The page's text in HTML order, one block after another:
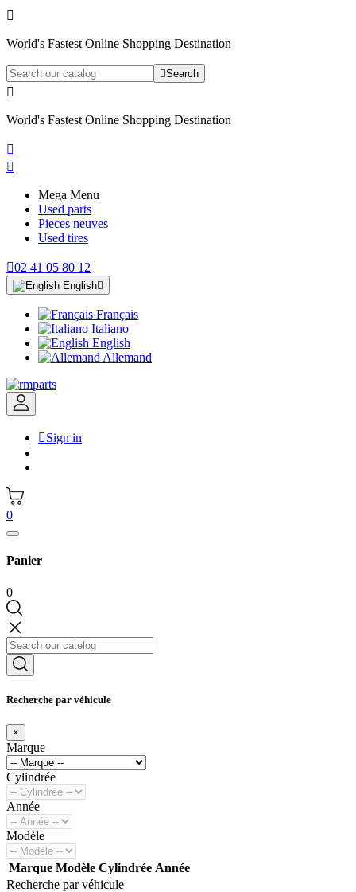

World's Fastest Online Shopping Destination
Search

World's Fastest Online Shopping Destination


Mega Menu
Used parts
Pieces neuves
Used tires
02 41 05 80 12
English
Français
Italiano
English
Allemand
Sign in
0
Panier
0
Recherche par véhicule
×
Marque
Cylindrée
Année
Modèle
Marque Modèle Cylindrée Année
Recherche par véhicule